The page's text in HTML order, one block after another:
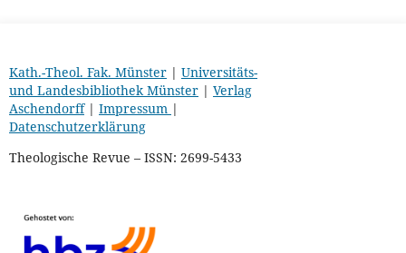
Kath.-Theol. Fak. Münster| Universitäts-
und Landesbibliothek Münster| Verlag
Aschendorff| Impressum |
Datenschutzerklärung
Theologische Revue – ISSN: 2699-5433